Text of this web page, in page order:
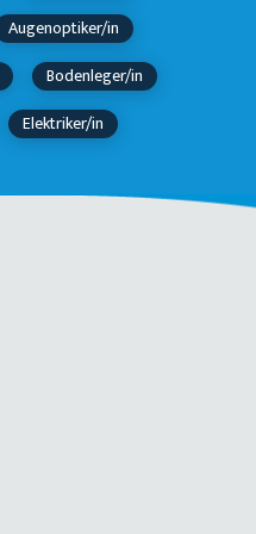
Augenoptiker/in
Bodenleger/in
Elektriker/in